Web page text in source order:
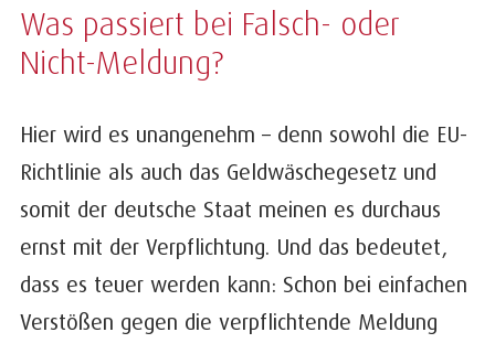
Was passiert bei Falsch- oder
Nicht-Meldung?
Hier wird es unangenehm – denn sowohl die EU-
Richtlinie als auch das Geldwäschegesetz und
somit der deutsche Staat meinen es durchaus
ernst mit der Verpflichtung. Und das bedeutet,
dass es teuer werden kann: Schon bei einfachen
Verstößen gegen die verpflichtende Meldung